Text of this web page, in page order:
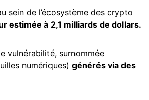
sein de l’écosystème des crypto
estimée à 2,1 milliards de dollars.
vulnérabilité, surnommée
numériques) générés via des